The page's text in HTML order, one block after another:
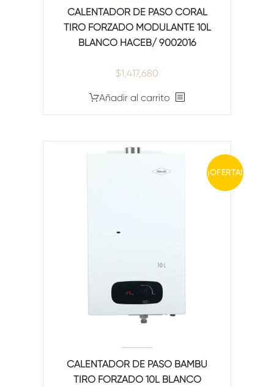
CALENTADOR DE PASO CORAL
TIRO FORZADO MODULANTE 10L
BLANCO HACEB/ 9002016
$1,417,680
Añadir al carrito
¡OFERTA!
CALENTADOR DE PASO BAMBÚ
TIRO FORZADO 10L BLANCO